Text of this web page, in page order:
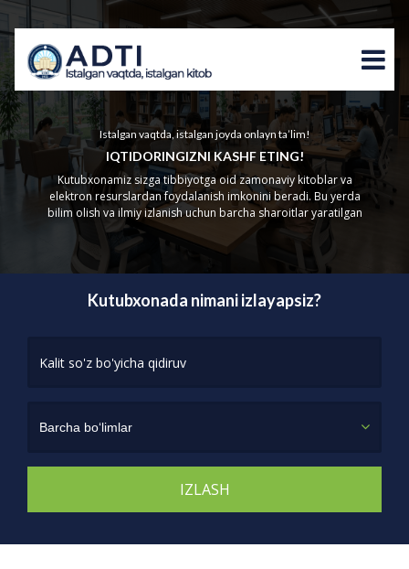
Istalgan vaqtda, istalgan joyda onlayn ta’lim!
IQTIDORINGIZNI KASHF ETING!
Kutubxonamiz sizga tibbiyotga oid zamonaviy kitoblar va
elektron resurslardan foydalanish imkonini beradi. Bu yerda
bilim olish va ilmiy izlanish uchun barcha sharoitlar yaratilgan
Kutubxonada nimani izlayapsiz?
Barcha bo‘limlar